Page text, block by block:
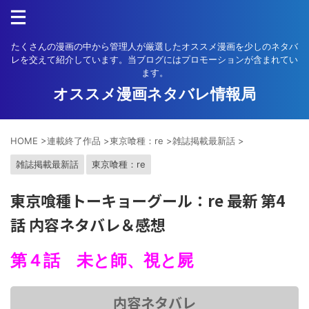
たくさんの漫画の中から管理人が厳選したオススメ漫画を少しのネタバ
レを交えて紹介しています。当ブログにはプロモーションが含まれてい
ます。
オススメ漫画ネタバレ情報局
HOME >連載終了作品 >東京喰種：re >雑誌掲載最新話 >
雑誌掲載最新話 東京喰種：re
東京喰種トーキョーグール：re 最新 第4
話 内容ネタバレ＆感想
第４話 未と師、視と屍
内容ネタバレ